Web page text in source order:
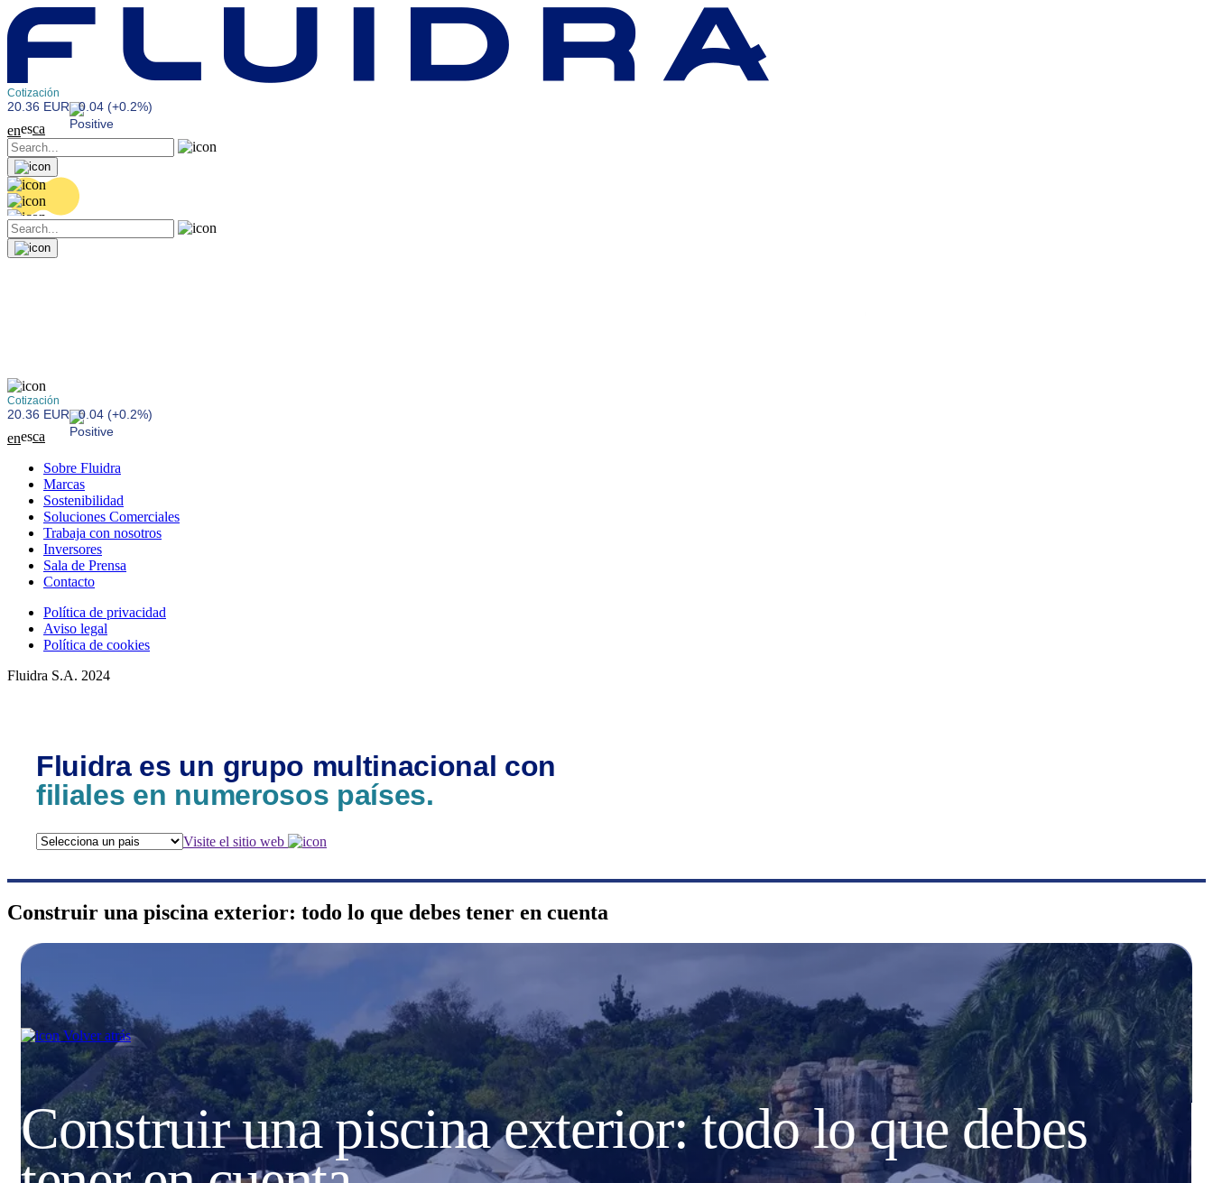
Cotización
20.36 EUR 0.04 (+0.2%)
enesca
Cotización
20.36 EUR 0.04 (+0.2%)
enesca
Sobre Fluidra
Marcas
Sostenibilidad
Soluciones Comerciales
Trabaja con nosotros
Inversores
Sala de Prensa
Contacto
Política de privacidad
Aviso legal
Política de cookies
Fluidra S.A. 2024
Fluidra es un grupo multinacional con
filiales en numerosos países.
Visite el sitio web
Construir una piscina exterior: todo lo que debes tener en cuenta
Volver atrás
Construir una piscina exterior: todo lo que debes